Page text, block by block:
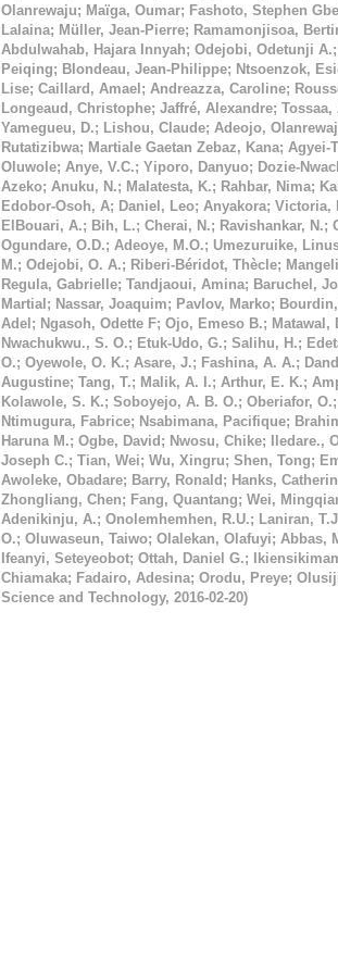
Olanrewaju; Maïga, Oumar; Fashoto, Stephen
Lalaina; Müller, Jean-Pierre; Ramamonjisoa,
Abdulwahab, Hajara Innyah; Odejobi, Odetunji A.;
Peiqing; Blondeau, Jean-Philippe; Ntsoenzok,
Lise; Caillard, Amael ; Andreazza, Caroline;
Longeaud, Christophe; Jaffré, Alexandre; Tossaa,
Yamegueu, D.; Lishou, Claude; Adeojo,
Rutatizibwa; Martiale Gaetan Zebaz, Kana; Agyei-
Oluwole; Anye, V.C.; Yiporo, Danyuo; Dozie-
Azeko; Anuku, N.; Malatesta, K.; Rahbar, Nima;
Edobor-Osoh, A; Daniel, Leo; Anyakora; Victoria,
ElBouari, A.; Bih, L.; Cherai, N.; Ravishankar, N.;
Ogundare, O.D.; Adeoye, M.O.; Umezuruike,
M.; Odejobi, O. A.; Riberi-Béridot, Thècle;
Regula, Gabrielle; Tandjaoui, Amina; Baruchel,
Martial ; Nassar, Joaquim; Pavlov, Marko;
Adel ; Ngasoh, Odette F; Ojo, Emeso B.; Matawal,
Nwachukwu., S. O.; Etuk-Udo, G.; Salihu, H.;
O.; Oyewole, O. K.; Asare, J.; Fashina, A. A.;
Augustine; Tang, T.; Malik, A. I.; Arthur, E. K.;
Kolawole, S. K.; Soboyejo, A. B. O.; Oberiafor, O.;
Ntimugura, Fabrice; Nsabimana, Pacifique;
Haruna M.; Ogbe, David ; Nwosu, Chike; Iledare.,
Joseph C.; Tian, Wei; Wu, Xingru; Shen, Tong;
Awoleke, Obadare; Barry, Ronald ; Hanks,
Zhongliang, Chen; Fang, Quantang; Wei,
Adenikinju, A.; Onolemhemhen, R.U.; Laniran,
O.; Oluwaseun, Taiwo; Olalekan, Olafuyi; Abbas,
Ifeanyi, Seteyeobot; Ottah, Daniel G.;
Chiamaka; Fadairo, Adesina; Orodu, Preye;
Science and Technology, 2016-02-20)